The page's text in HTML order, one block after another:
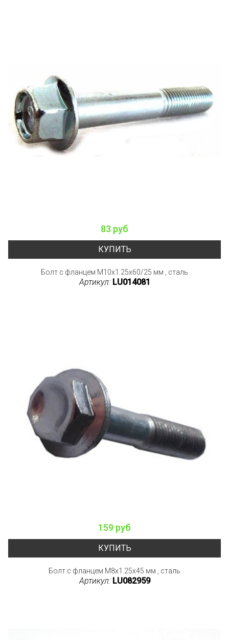
83 руб
КУПИТЬ
Болт с фланцем M10x1.25x60/25 мм , сталь
Артикул: LU014081
159 руб
КУПИТЬ
Болт с фланцем M8x1.25x45 мм , сталь
Артикул: LU082959